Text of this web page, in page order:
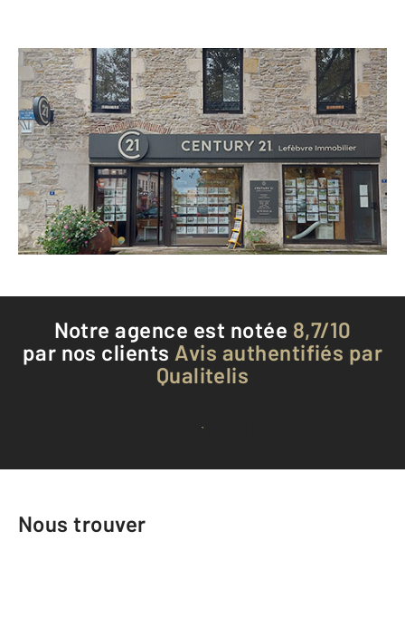
CENTURY 21 Lefèbvre Immobilier
6 Place des Anciens d'AFN BP 1
GANNAT - 03800
Envoyer un message
Téléphoner à l'agence
Notre agence est notée 8,7/10
par nos clients Avis authentifiés par
Qualitelis
Voir tous les avis clients
Nous trouver